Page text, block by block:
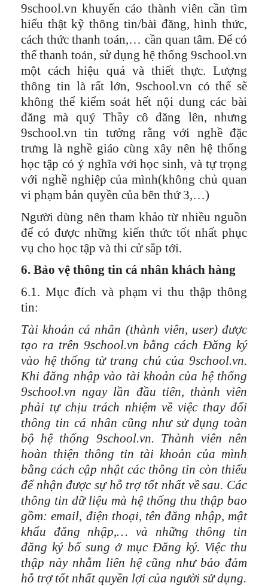
9school.vn khuyến cáo thành viên cần tìm
hiểu thật kỹ thông tin/bài đăng, hình thức,
cách thức thanh toán,… cần quan tâm. Để có
thể thanh toán, sử dụng hệ thống 9school.vn
một cách hiệu quả và thiết thực. Lượng
thông tin là rất lớn, 9school.vn có thể sẽ
không thể kiểm soát hết nội dung các bài
đăng mà quý Thầy cô đăng lên, nhưng
9school.vn tin tưởng rằng với nghề đặc
trưng là nghề giáo cùng xây nên hệ thống
học tập có ý nghĩa với học sinh, và tự trọng
với nghề nghiệp của mình(không chủ quan
vi phạm bản quyền của bên thứ 3,…)
Người dùng nên tham khảo từ nhiều nguồn
để có được những kiến thức tốt nhất phục
vụ cho học tập và thi cử sắp tới.
6. Bảo vệ thông tin cá nhân khách hàng
6.1. Mục đích và phạm vi thu thập thông
tin:
Tài khoản cá nhân (thành viên, user) được
tạo ra trên 9school.vn bằng cách Đăng ký
vào hệ thống từ trang chủ của 9school.vn.
Khi đăng nhập vào tài khoản của hệ thống
9school.vn ngay lần đầu tiên, thành viên
phải tự chịu trách nhiệm về việc thay đổi
thông tin cá nhân cũng như sử dụng toàn
bộ hệ thống 9school.vn. Thành viên nên
hoàn thiện thông tin tài khoản của mình
bằng cách cập nhật các thông tin còn thiếu
để nhận được sự hỗ trợ tốt nhất về sau. Các
thông tin dữ liệu mà hệ thống thu thập bao
gồm: email, điện thoại, tên đăng nhập, mật
khẩu đăng nhập,… và những thông tin
đăng ký bổ sung ở mục Đăng ký. Việc thu
thập này nhằm liên hệ cũng như bảo đảm
hỗ trợ tốt nhất quyền lợi của người sử dụng.